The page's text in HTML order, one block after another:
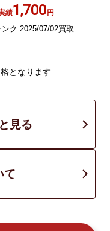
績1,700円
ク 2025/07/02買取
となります
見る
て